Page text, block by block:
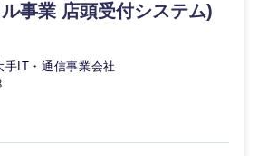
事業 店頭受付システム)
IT・通信事業会社